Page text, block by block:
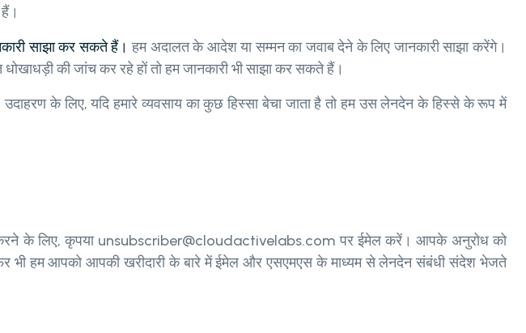
साझा कर सकते हैं। हम अदालत के आदेश या सम्मन का जवाब देने के लिए जानकारी साझा करेंगे।
की जांच कर रहे हों तो हम जानकारी भी साझा कर सकते हैं।
उदाहरण के लिए, यदि हमारे व्यवसाय का कुछ हिस्सा बेचा जाता है तो हम उस लेनदेन के हिस्से के रूप में
करने के लिए, कृपया unsubscriber@cloudactivelabs.com पर ईमेल करें। आपके अनुरोध को
भी हम आपको आपकी खरीदारी के बारे में ईमेल और एसएमएस के माध्यम से लेनदेन संबंधी संदेश भेजते